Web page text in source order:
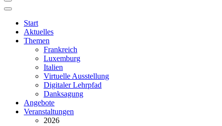
Start
Aktuelles
Themen
Frankreich
Luxemburg
Italien
Virtuelle Ausstellung
Digitaler Lehrpfad
Danksagung
Angebote
Veranstaltungen
2026